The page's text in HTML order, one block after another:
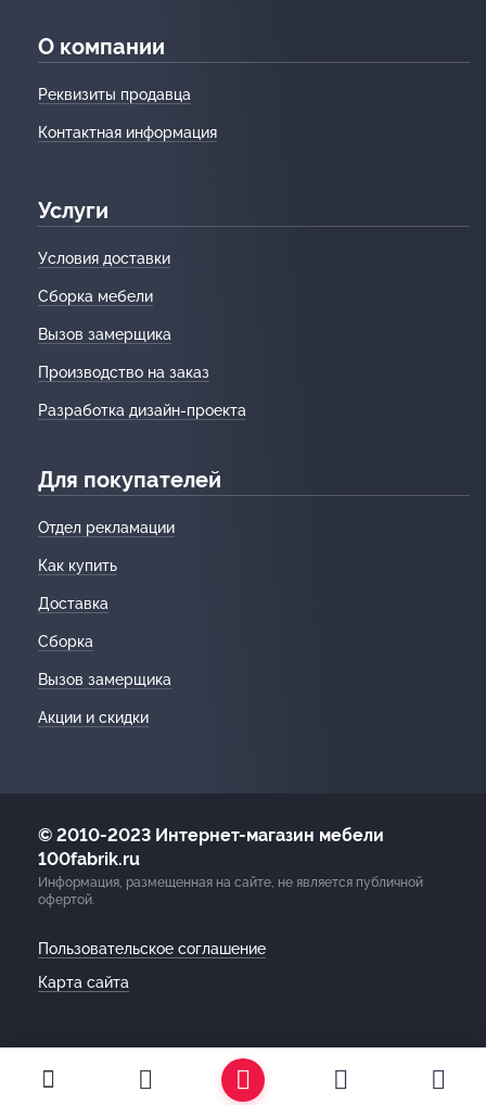
О компании
Реквизиты продавца
Контактная информация
Услуги
Условия доставки
Сборка мебели
Вызов замерщика
Производство на заказ
Разработка дизайн-проекта
Для покупателей
Отдел рекламации
Как купить
Доставка
Сборка
Вызов замерщика
Акции и скидки
© 2010-2023 Интернет-магазин мебели
100fabrik.ru
Информация, размещенная на сайте, не является публичной
офертой.
Пользовательское соглашение
Карта сайта